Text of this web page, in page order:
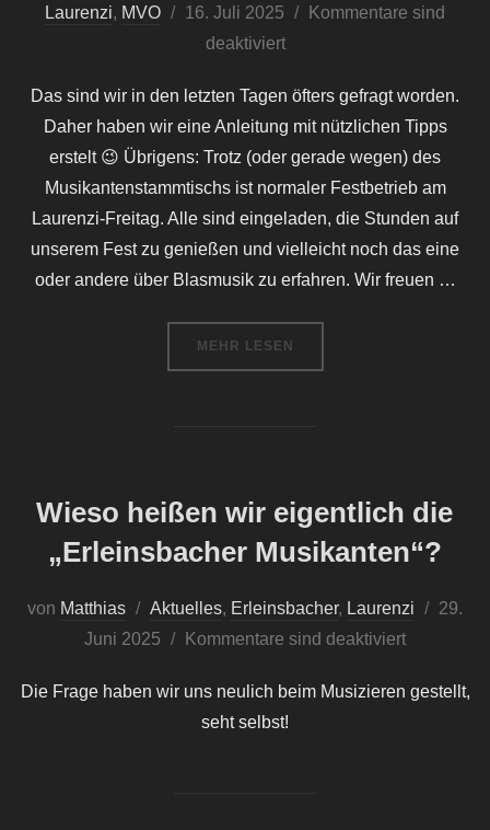
Laurenzi, MVO
Veröffentlicht
am
16. Juli 2025
Kommentare sind
deaktiviert
Das sind wir in den letzten Tagen öfters gefragt worden.
Daher haben wir eine Anleitung mit nützlichen Tipps
erstelt 😉 Übrigens: Trotz (oder gerade wegen) des
Musikantenstammtischs ist normaler Festbetrieb am
Laurenzi-Freitag. Alle sind eingeladen, die Stunden auf
unserem Fest zu genießen und vielleicht noch das eine
oder andere über Blasmusik zu erfahren. Wir freuen …
MEHR ÜBER „WIE KOMMT IHR
LESEN
Wieso heißen wir eigentlich die
„Erleinsbacher Musikanten“?
von Matthias Aktuelles, Erleinsbacher, Laurenzi
29.
Juni 2025
Kommentare sind deaktiviert
Die Frage haben wir uns neulich beim Musizieren gestellt,
seht selbst!